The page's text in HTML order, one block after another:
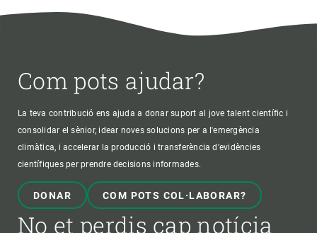
Com pots ajudar?
La teva contribució ens ajuda a donar suport al jove talent científic i
consolidar el sènior, idear noves solucions per a l'emergència
climàtica, i accelerar la producció i transferència d’evidències
científiques per prendre decisions informades.
DONAR COM POTS COL·LABORAR?
No et perdis cap notícia